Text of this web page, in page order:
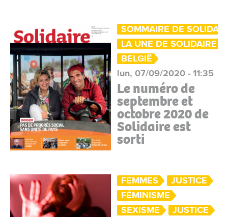
SOMMAIRE DE
LA UNE DE SOLIDAIRE
BELGIË
lun, 07/09/2020 - 11:35
Le numéro de
septembre et
octobre 2020 de
Solidaire est
sorti
FEMMES
JUSTICE
FÉMINISME
SEXISME
JUSTICE